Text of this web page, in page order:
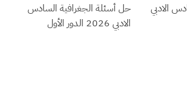
الادبي
حل أسئلة الجغرافية السادس
الادبي 2026 الدور الأول